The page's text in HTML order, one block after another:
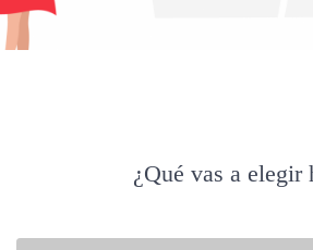
¿Qué vas a elegir